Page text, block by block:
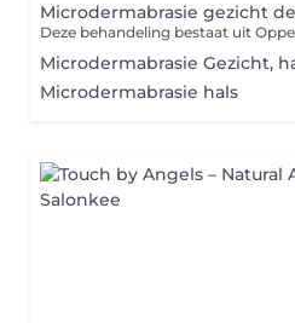
Microdermabrasie gezicht
Microdermabrasie Gezicht,
Microdermabrasie hals